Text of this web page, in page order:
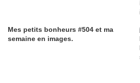
Mes petits bonheurs #504 et ma
semaine en images.